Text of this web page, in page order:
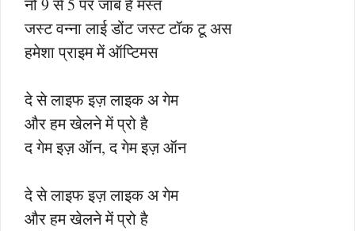
नो 9 से 5 पर जॉब है मस्त
जस्ट वन्ना लाई डोंट जस्ट टॉक टू अस
हमेशा प्राइम में ऑप्टिमस
दे से लाइफ इज़ लाइक अ गेम
और हम खेलने में प्रो है
द गेम इज़ ऑन, द गेम इज़ ऑन
दे से लाइफ इज़ लाइक अ गेम
और हम खेलने में प्रो है